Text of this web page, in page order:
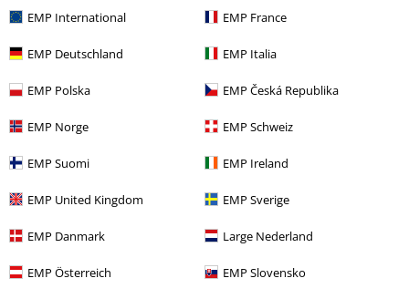
EMP International EMP France
EMP Deutschland EMP Italia
EMP Polska EMP Česká Republika
EMP Norge EMP Schweiz
EMP Suomi EMP Ireland
EMP United Kingdom EMP Sverige
EMP Danmark Large Nederland
EMP Österreich EMP Slovensko
Bandmerch Media
Bandmerch Sjanger Hardcore
Salg % Media
Bandmerch Terror
Nyhetsbrev
Få en rabattkode på 15% når du blir abonnent!
Mer